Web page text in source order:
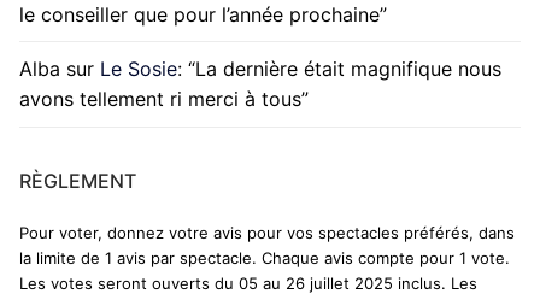
le conseiller que pour l’année prochaine”
Alba sur Le Sosie: “La dernière était magnifique nous
avons tellement ri merci à tous”
RÈGLEMENT
Pour voter, donnez votre avis pour vos spectacles préférés, dans
la limite de 1 avis par spectacle. Chaque avis compte pour 1 vote.
Les votes seront ouverts du 05 au 26 juillet 2025 inclus. Les